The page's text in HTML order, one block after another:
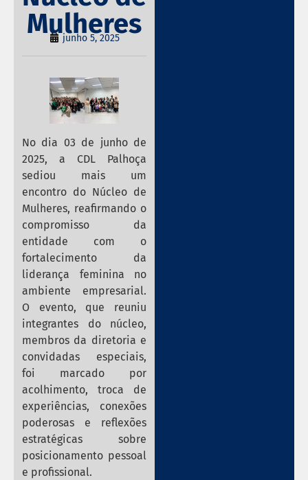
Mulheres
junho 5, 2025
No dia 03 de junho de
2025, a CDL Palhoça
sediou mais um
encontro do Núcleo de
Mulheres, reafirmando o
compromisso da
entidade com o
fortalecimento da
liderança feminina no
ambiente empresarial.
O evento, que reuniu
integrantes do núcleo,
membros da diretoria e
convidadas especiais,
foi marcado por
acolhimento, troca de
experiências, conexões
poderosas e reflexões
estratégicas sobre
posicionamento pessoal
e profissional.